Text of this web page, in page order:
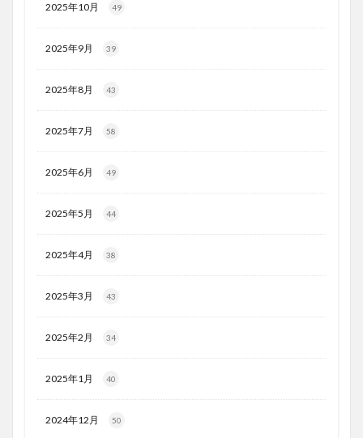
2025年10月 49
2025年9月 39
2025年8月 43
2025年7月 58
2025年6月 49
2025年5月 44
2025年4月 38
2025年3月 43
2025年2月 34
2025年1月 40
2024年12月 50